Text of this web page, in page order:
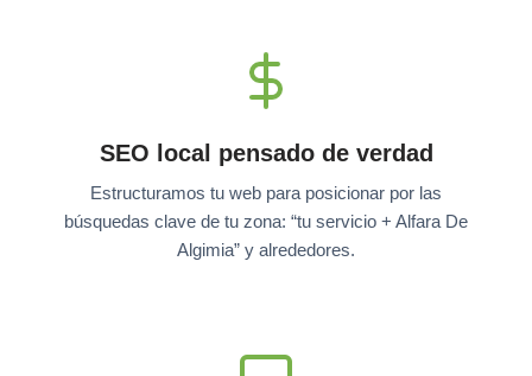
SEO local pensado de verdad
Estructuramos tu web para posicionar por las
búsquedas clave de tu zona: “tu servicio + Alfara De
Algimia” y alrededores.